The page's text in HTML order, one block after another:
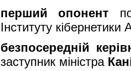
перший опонент
Інституту
безпосередній
заступник міністра